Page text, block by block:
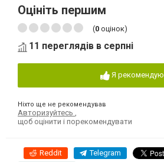
Оцініть першим
(0 оцінок)
11 переглядів в серпні
Я рекомендую
Ніхто ще не рекомендував
Авторизуйтесь
щоб оцінити і порекомендувати
Reddit Telegram